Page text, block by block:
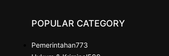
POPULAR CATEGORY
Pemerintahan773